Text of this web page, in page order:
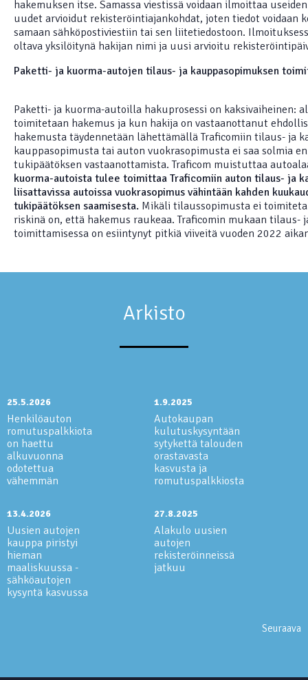
hakemuksen itse. Samassa viestissä voidaan ilmoittaa
uudet arvioidut rekisteröintiajankohdat, joten tiedot voidaan
samaan sähköpostiviestiin tai sen liitetiedostoon.
oltava yksilöitynä hakijan nimi ja uusi arvioitu
Paketti- ja kuorma-autojen tilaus- ja kauppasopimuksen
Paketti- ja kuorma-autoilla hakuprosessi on kaksivaiheinen:
toimitetaan hakemus ja kun hakija on vastaanottanut
hakemusta täydennetään lähettämällä Traficomiin tilaus- ja
kauppasopimusta tai auton vuokrasopimusta ei saa solmia
tukipäätöksen vastaanottamista. Traficom muistuttaa
kuorma-autoista tulee toimittaa Traficomiin auton tilaus- ja
liisattavissa autoissa vuokrasopimus vähintään kahden
tukipäätöksen saamisesta. Mikäli tilaussopimusta ei
riskinä on, että hakemus raukeaa. Traficomin mukaan tilaus-
toimittamisessa on esiintynyt pitkiä viiveitä vuoden 2022
Arkisto
25.5.2026
Henkilöauton
romutuspalkkiota
on haettu
alkuvuonna
odotettua
vähemmän
13.4.2026
Uusien autojen
kauppa piristyi
hieman
maaliskuussa -
sähköautojen
kysyntä kasvussa
1.9.2025
Autokaupan
kulutuskysyntään
sytykettä talouden
orastavasta
kasvusta ja
romutuspalkkiosta
27.8.2025
Alakulo uusien
autojen
rekisteröinneissä
jatkuu
Seuraava